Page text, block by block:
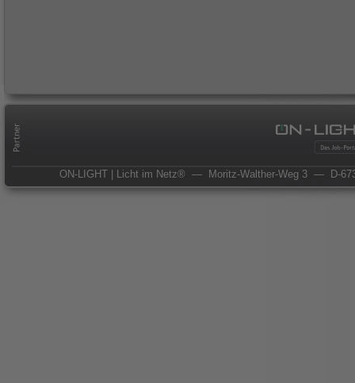
ON-LIGHT | Licht im Netz® — Moritz-Walther-Weg 3 — D-